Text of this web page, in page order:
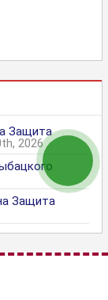
Защита
2026
Защита